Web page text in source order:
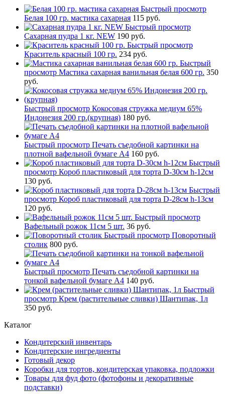
Быстрый просмотр
Белая 100 гр. мастика сахарная 115 руб.
Быстрый просмотр
Сахарная пудра 1 кг. NEW 190 руб.
Быстрый просмотр
Краситель красный 100 гр. 234 руб.
Быстрый
просмотр Мастика сахарная ванильная белая 600 гр. 350
руб.
Быстрый просмотр Кокосовая стружка медиум 65%
Индонезия 200 гр.(крупная) 180 руб.
Быстрый просмотр Печать съедобной картинки на
плотной вафельной бумаге А4 160 руб.
Быстрый
просмотр Короб пластиковый для торта D-30см h-12см
130 руб.
Быстрый
просмотр Короб пластиковый для торта D-28см h-13см
120 руб.
Быстрый просмотр
Вафельный рожок 11см 5 шт. 36 руб.
Быстрый просмотр Поворотный
столик 800 руб.
Быстрый просмотр Печать съедобной картинки на
тонкой вафельной бумаге А4 140 руб.
Быстрый
просмотр Крем (растительные сливки) Шантипак, 1л
350 руб.
Каталог
Кондитерский инвентарь
Кондитерские ингредиенты
Готовый декор
Коробки для тортов, кондитерская упаковка, подложки
Товары для фуд фото (фотофоны и декоративные
подставки)